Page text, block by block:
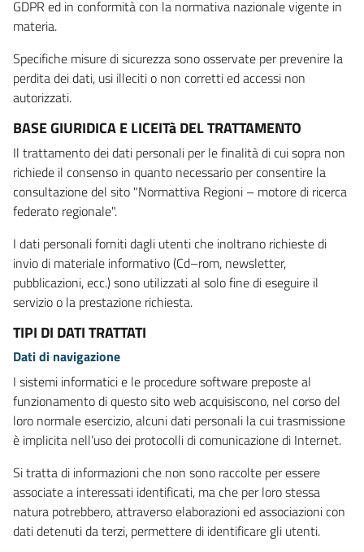
GDPR ed in conformità con la normativa nazionale vigente in
materia.
Specifiche misure di sicurezza sono osservate per prevenire la
perdita dei dati, usi illeciti o non corretti ed accessi non
autorizzati.
BASE GIURIDICA E LICEITà DEL TRATTAMENTO
Il trattamento dei dati personali per le finalità di cui sopra non
richiede il consenso in quanto necessario per consentire la
consultazione del sito "Normattiva Regioni – motore di ricerca
federato regionale".
I dati personali forniti dagli utenti che inoltrano richieste di
invio di materiale informativo (Cd–rom, newsletter,
pubblicazioni, ecc.) sono utilizzati al solo fine di eseguire il
servizio o la prestazione richiesta.
TIPI DI DATI TRATTATI
Dati di navigazione
I sistemi informatici e le procedure software preposte al
funzionamento di questo sito web acquisiscono, nel corso del
loro normale esercizio, alcuni dati personali la cui trasmissione
è implicita nell’uso dei protocolli di comunicazione di Internet.
Si tratta di informazioni che non sono raccolte per essere
associate a interessati identificati, ma che per loro stessa
natura potrebbero, attraverso elaborazioni ed associazioni con
dati detenuti da terzi, permettere di identificare gli utenti.